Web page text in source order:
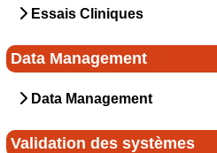
Essais Cliniques
Data Management
Data Management
Validation des systèmes